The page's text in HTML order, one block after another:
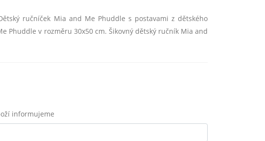
ručníček Mia and Me Phuddle s postavami z dětského
Phuddle v rozměru 30x50 cm. Šikovný dětský ručník Mia and
informujeme